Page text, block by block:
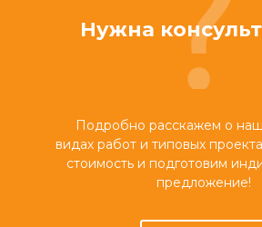
Нужна
Подробно расскажем о
видах работ и типовых
стоимость и подготовим
предложение!